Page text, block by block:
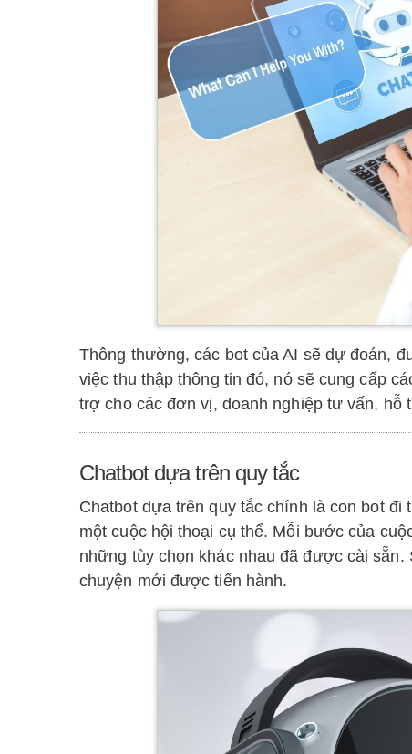
Thông thường, các bot của AI sẽ dự đoán,
việc thu thập thông tin đó, nó sẽ cung cấp
trợ cho các đơn vị, doanh nghiệp tư vấn, hỗ
Chatbot dựa trên quy tắc
Chatbot dựa trên quy tắc chính là con bot
một cuộc hội thoại cụ thể. Mỗi bước của
những tùy chọn khác nhau đã được cài
chuyện mới được tiến hành.